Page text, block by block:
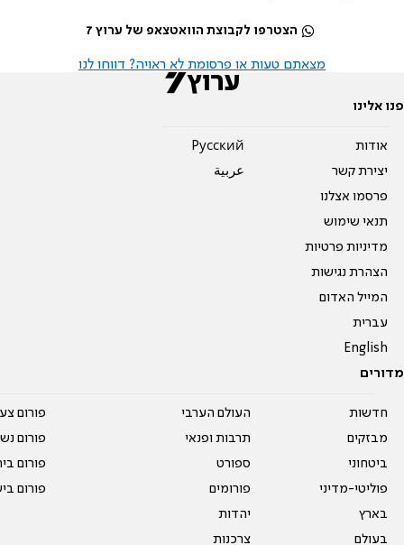
הצטרפו לקבוצת הוואטצאפ של ערוץ 7
מצאתם טעות או פרסומת לא ראויה? דווחו לנו
פנו אלינו
אודות
יצירת קשר
פרסמו אצלנו
תנאי שימוש
מדיניות פרטיות
הצהרת נגישות
המייל האדום
עברית
English
Pусский
عربية
מדורים
חדשות
מבזקים
ביטחוני
פוליטי-מדיני
בארץ
בעולם
העולם הערבי
תרבות ופנאי
ספורט
פורומים
יהדות
צרכנות
פורום
פורום
פורום
פורום